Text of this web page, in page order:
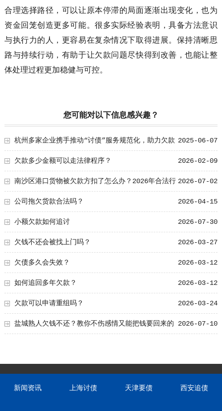
合理选择路径，可以让原本停滞的局面逐渐出现变化，也为
资金回笼创造更多可能。很多实际经验表明，具备方法意识
与执行力的人，更容易在复杂情况下取得进展。保持清晰思
路与持续行动，有助于让欠款问题尽快得到改善，也能让整
体处理过程更加稳健与可控。
您可能对以下信息感兴趣？
2025-06-07
杭州多家企业携手推动“讨债”服务规范化，助力欠款
有效回收 2026-02-09
欠款多少金额可以走法律程序？
2026-07-02
南沙区港口货物被欠款方扣了怎么办？2026年合法行
使留置权的3个条件 2026-04-15
公司拖欠货款合法吗？
2026-07-30
小额欠款如何追讨
2026-03-27
欠钱不还会被找上门吗？
2026-03-12
欠债多久会失效？
2026-03-12
如何追回多年欠款？
2026-03-24
欠款可以申请重组吗？
2026-07-10
盐城熟人欠钱不还？教你不伤感情又能把钱要回来的
新闻资讯 上海讨债 天津要债 西安追债